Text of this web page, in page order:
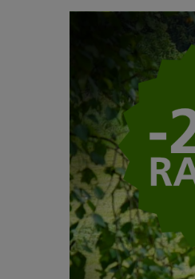
158,-